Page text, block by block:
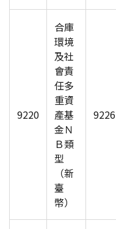
9220
合庫
環境
及社
會責
任多
重資
產基
金Ｎ
Ｂ類
型
（新
臺
幣）
9226